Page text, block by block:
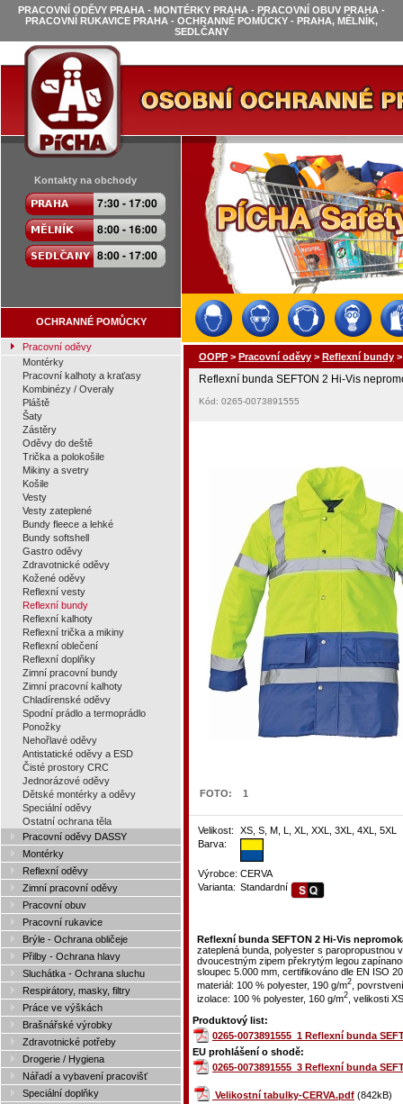
PRACOVNÍ ODĚVY PRAHA - MONTÉRKY PRAHA - PRACOVNÍ OBUV PRAHA -
PRACOVNÍ RUKAVICE PRAHA - OCHRANNÉ POMŮCKY - PRAHA, MĚLNÍK,
SEDLČANY
Kontakty na obchody
OCHRANNÉ POMŮCKY
Pracovní oděvy
Montérky
Pracovní kalhoty a kraťasy
Kombinézy / Overaly
Pláště
Šaty
Zástěry
Oděvy do deště
Trička a polokošile
Mikiny a svetry
Košile
Vesty
Vesty zateplené
Bundy fleece a lehké
Bundy softshell
Gastro oděvy
Zdravotnické oděvy
Kožené oděvy
Reflexní vesty
Reflexní bundy
Reflexní kalhoty
Reflexní trička a mikiny
Reflexní oblečení
Reflexní doplňky
Zimní pracovní bundy
Zimní pracovní kalhoty
Chladírenské oděvy
Spodní prádlo a termoprádlo
Ponožky
Nehořlavé oděvy
Antistatické oděvy a ESD
Čisté prostory CRC
Jednorázové oděvy
Dětské montérky a oděvy
Speciální oděvy
Ostatní ochrana těla
Pracovní oděvy DASSY
Montérky
Reflexní oděvy
Zimní pracovní oděvy
Pracovní obuv
Pracovní rukavice
Brýle - Ochrana obličeje
Přilby - Ochrana hlavy
Sluchátka - Ochrana sluchu
Respirátory, masky, filtry
Práce ve výškách
Brašnářské výrobky
Zdravotnické potřeby
Drogerie / Hygiena
Nářadí a vybavení pracovišť
Speciální doplňky
OOPP > Pracovní oděvy > Reflexní bundy
Reflexní bunda SEFTON 2 Hi-Vis
Kód: 0265-0073891555
FOTO: 1
Velikost:
XS, S, M, L, XL, XXL, 3XL, 4XL, 5XL
Barva:
Výrobce: CERVA
Varianta: Standardní
Reflexní bunda SEFTON 2 Hi-Vis
zateplená bunda, polyester s paropropustnou
dvoucestným zipem překrytým legou
sloupec 5.000 mm, certifikováno dle EN ISO
materiál: 100 % polyester, 190 g/m2 ,
izolace: 100 % polyester, 160 g/m2 , velikosti
Produktový list:
0265-0073891555_1 Reflexní bunda
EU prohlášení o shodě:
0265-0073891555_3 Reflexní bunda
Velikostní tabulky-CERVA.pdf (842kB)